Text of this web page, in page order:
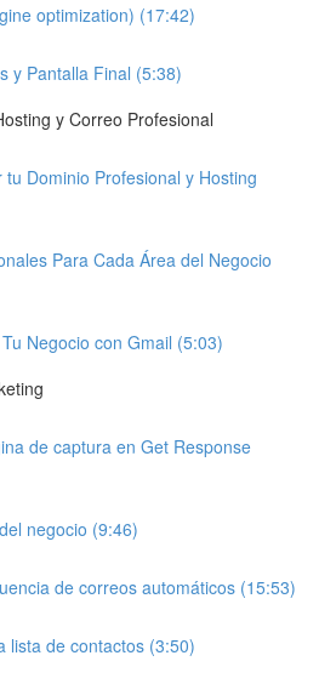
optimization) (17:42)
y Pantalla Final (5:38)
y Correo Profesional
Dominio Profesional y Hosting
Para Cada Área del Negocio
Negocio con Gmail (5:03)
de captura en Get Response
negocio (9:46)
de correos automáticos (15:53)
lista de contactos (3:50)